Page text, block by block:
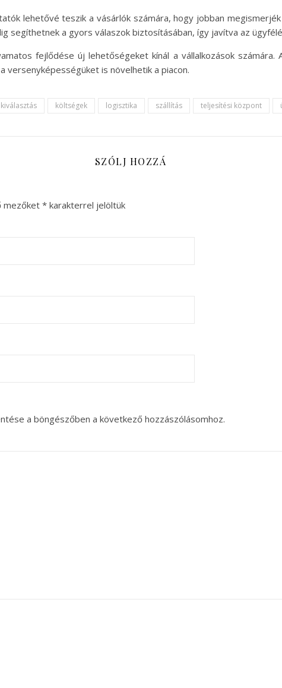
lehetővé teszik a vásárlók számára, hogy jobban
segíthetnek a gyors válaszok biztosításában, így javítva az
fejlődése új lehetőségeket kínál a vállalkozások számára.
versenyképességüket is növelhetik a piacon.
kiválasztás költségek logisztika szállítás teljesítési központ
SZÓLJ HOZZÁ
mezőket * karakterrel jelöltük
a böngészőben a következő hozzászólásomhoz.